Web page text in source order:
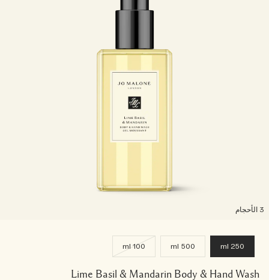
250 ml
500 ml
100 ml
Lime Basil & Mandarin Body & Hand Wash